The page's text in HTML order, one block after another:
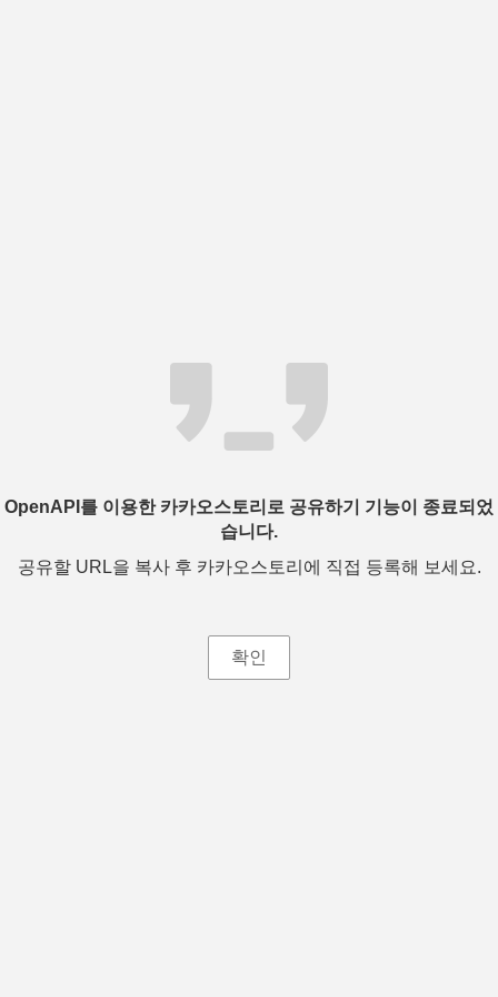
OpenAPI를 이용한 카카오스토리로 공유하기 기능이 종료되었
습니다.
공유할 URL을 복사 후 카카오스토리에 직접 등록해 보세요.
확인